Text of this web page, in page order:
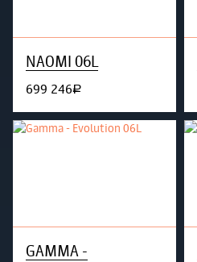
NAOMI 06L
699 246руб.
GAMMA -